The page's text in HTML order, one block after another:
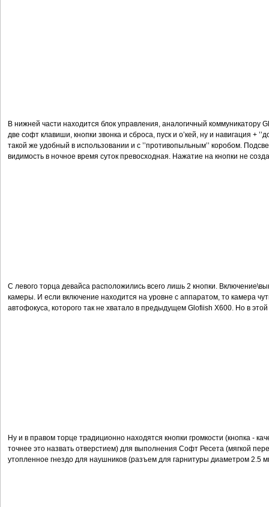
В нижней части находится блок управления, аналогичный коммуникатору
две софт клавиши, кнопки звонка и сброса, пуск и о’кей, ну и навигация +
такой же удобный в использовании и с ’’противопыльным’’ коробом.
видимость в ночное время суток превосходная. Нажатие на кнопки не
С левого торца девайса расположились всего лишь 2 кнопки.
камеры. И если включение находится на уровне с аппаратом, то камера
автофокуса, которого так не хватало в предыдущем Glofiish X600. Но в этой
Ну и в правом торце традиционно находятся кнопки громкости (кнопка -
точнее это назвать отверстием) для выполнения Софт Ресета (мягкой
утопленное гнездо для наушников (разъем для гарнитуры диаметром 2.5